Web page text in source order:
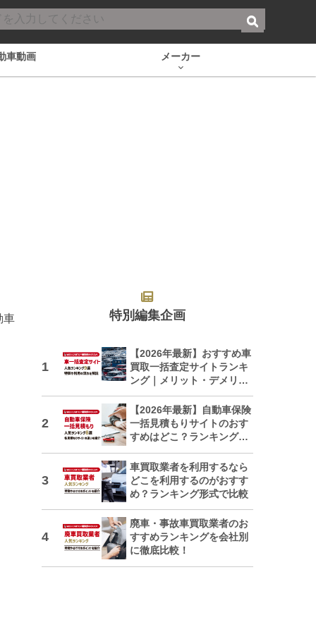
車動画 メーカー
車 特別編集企画
【2026年最新】おすすめ車
買取一括査定サイトランキ
ング｜メリット・デメリッ
トも解説
【2026年最新】自動車保険
一括見積もりサイトのおす
すめはどこ？ランキングで
車買取業者を利用するなら
どこを利用するのがおすす
め？ランキング形式で比較
廃車・事故車買取業者のお
すすめランキングを会社別
に徹底比較！